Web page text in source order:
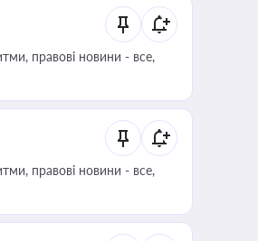
правові новини - все,
правові новини - все,